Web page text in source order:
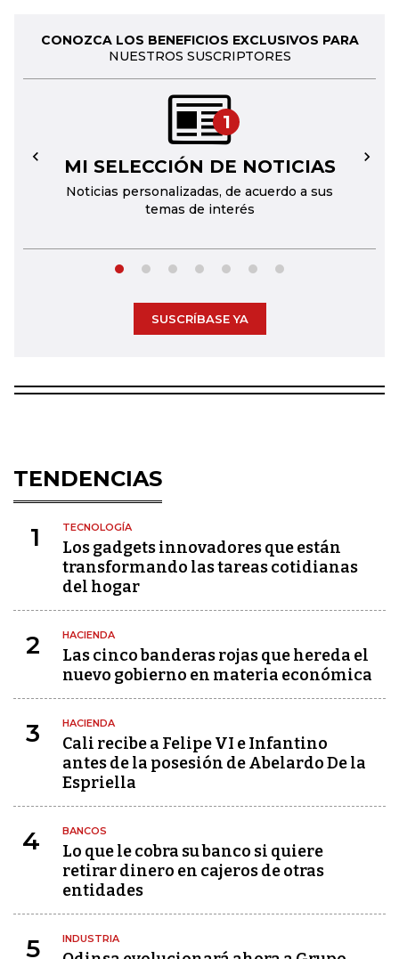
CONOZCA LOS BENEFICIOS EXCLUSIVOS PARA
NUESTROS SUSCRIPTORES
1
MI SELECCIÓN DE NOTICIAS
Noticias personalizadas, de acuerdo a sus
temas de interés
← →
SUSCRÍBASE YA
TENDENCIAS
1 TECNOLOGÍA
Los gadgets innovadores que están
transformando las tareas cotidianas
del hogar
2 HACIENDA
Las cinco banderas rojas que hereda el
nuevo gobierno en materia económica
3 HACIENDA
Cali recibe a Felipe VI e Infantino
antes de la posesión de Abelardo De la
Espriella
4 BANCOS
Lo que le cobra su banco si quiere
retirar dinero en cajeros de otras
entidades
5 INDUSTRIA